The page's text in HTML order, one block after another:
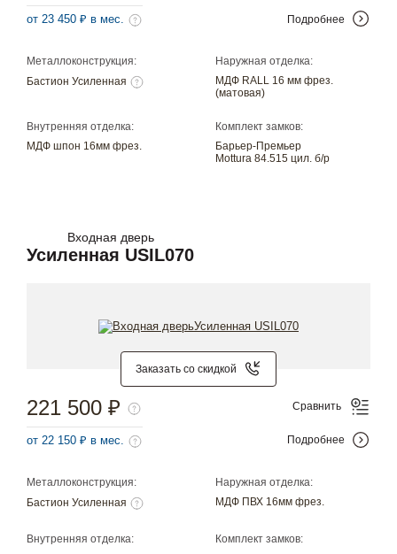
Металлоконструкция:
Бастион Усиленная
Наружная отделка:
МДФ RALL 16 мм фрез.
(матовая)
Внутренняя отделка:
МДФ шпон 16мм фрез.
Комплект замков:
Барьер-Премьер
Mottura 84.515 цил. б/р
от 23 450 ₽ в мес. Подробнее
Входная дверь
Усиленная USIL070
Заказать со скидкой
Металлоконструкция:
Бастион Усиленная
Наружная отделка:
МДФ ПВХ 16мм фрез.
Внутренняя отделка:
Комплект замков:
221 500 ₽
от 22 150 ₽ в мес.
Сравнить
Подробнее